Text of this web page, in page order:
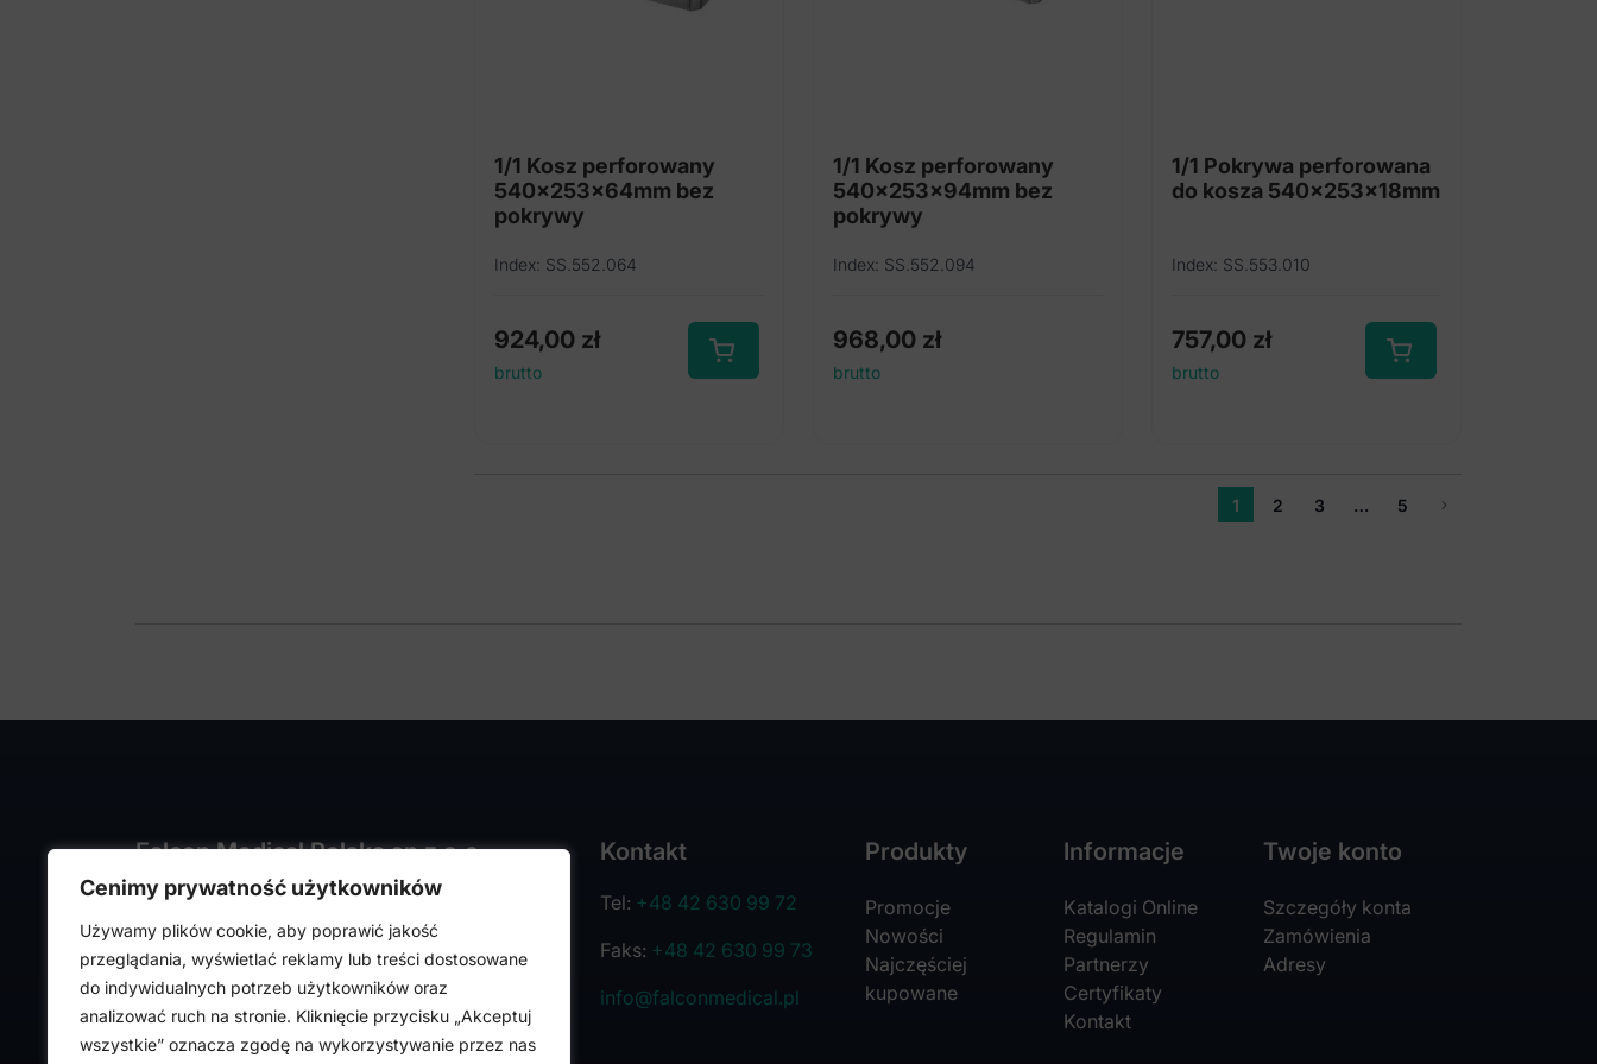
Cenimy prywatność użytkowników
Używamy plików cookie, aby poprawić jakość
przeglądania, wyświetlać reklamy lub treści dostosowane
do indywidualnych potrzeb użytkowników oraz
analizować ruch na stronie. Kliknięcie przycisku „Akceptuj
wszystkie” oznacza zgodę na wykorzystywanie przez nas
1/1 Kosz perforowany
540x253x64mm bez
pokrywy
Index: SS.552.064
924,00 zł
brutto
1/1 Kosz perforowany
540x253x94mm bez
pokrywy
Index: SS.552.094
968,00 zł
brutto
1/1 Pokrywa perforowana
do kosza 540x253x18mm
Index: SS.553.010
757,00 zł
brutto
1 2 3 … 5
Falcon Medical Polska sp z o.o.
ul. Rajmunda Rembielińskiego 1/7
93-575 Łódź
NIP: PL7282324443
REGON: 472316619,
Nr KRS: 0000036918
Kontakt
Tel: +48 42 630 99 72
Faks: +48 42 630 99 73
info@falconmedical.pl
Produkty
Promocje
Nowości
Najczęściej
kupowane
Informacje
Katalogi Online
Regulamin
Partnerzy
Certyfikaty
Kontakt
Twoje konto
Szczegóły konta
Zamówienia
Adresy